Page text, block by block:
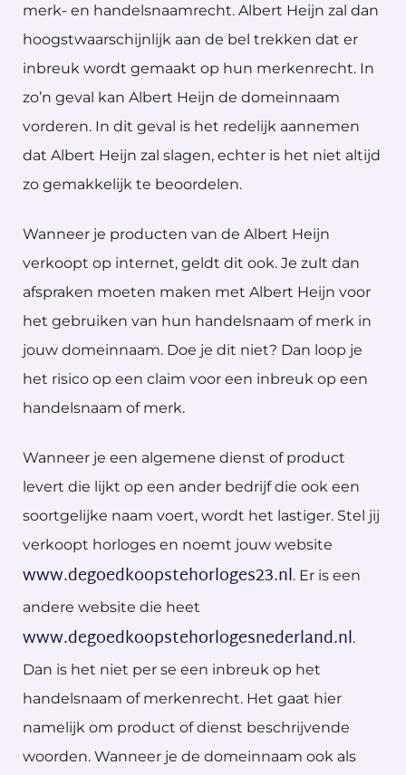
merk- en handelsnaamrecht. Albert Heijn zal dan
hoogstwaarschijnlijk aan de bel trekken dat er
inbreuk wordt gemaakt op hun merkenrecht. In
zo’n geval kan Albert Heijn de domeinnaam
vorderen. In dit geval is het redelijk aannemen
dat Albert Heijn zal slagen, echter is het niet altijd
zo gemakkelijk te beoordelen.
Wanneer je producten van de Albert Heijn
verkoopt op internet, geldt dit ook. Je zult dan
afspraken moeten maken met Albert Heijn voor
het gebruiken van hun handelsnaam of merk in
jouw domeinnaam. Doe je dit niet? Dan loop je
het risico op een claim voor een inbreuk op een
handelsnaam of merk.
Wanneer je een algemene dienst of product
levert die lijkt op een ander bedrijf die ook een
soortgelijke naam voert, wordt het lastiger. Stel jij
verkoopt horloges en noemt jouw website
www.degoedkoopstehorloges23.nl. Er is een
andere website die heet
www.degoedkoopstehorlogesnederland.nl.
Dan is het niet per se een inbreuk op het
handelsnaam of merkenrecht. Het gaat hier
namelijk om product of dienst beschrijvende
woorden. Wanneer je de domeinnaam ook als